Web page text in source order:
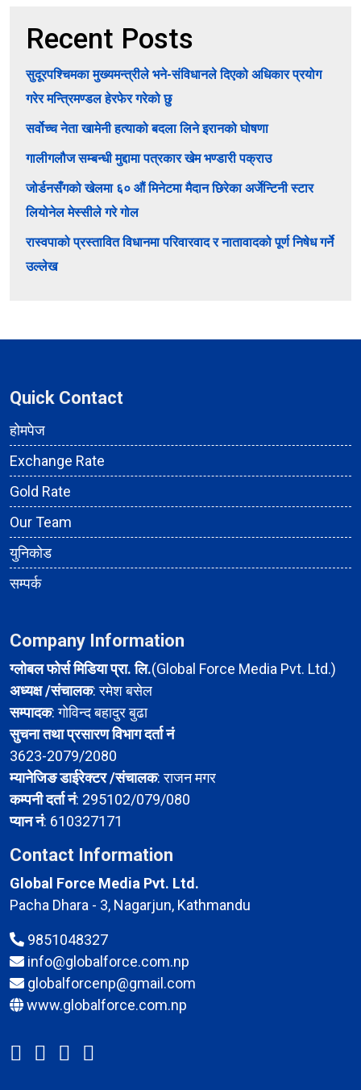
Recent Posts
सुदूरपश्चिमका मुख्यमन्त्रीले भने-संविधानले दिएको अधिकार प्रयोग
गरेर मन्त्रिमण्डल हेरफेर गरेको छु
सर्वोच्च नेता खामेनी हत्याको बदला लिने इरानको घोषणा
गालीगलौज सम्बन्धी मुद्दामा पत्रकार खेम भण्डारी पक्राउ
जोर्डनसँगको खेलमा ६० औं मिनेटमा मैदान छिरेका अर्जेन्टिनी स्टार
लियोनेल मेस्सीले गरे गोल
रास्वपाको प्रस्तावित विधानमा परिवारवाद र नातावादको पूर्ण निषेध गर्ने
उल्लेख
Quick Contact
होमपेज
Exchange Rate
Gold Rate
Our Team
युनिकोड
सम्पर्क
Company Information
ग्लोबल फोर्स मिडिया प्रा. लि.(Global Force Media Pvt. Ltd.)
अध्यक्ष /संचालक: रमेश बसेल
सम्पादक: गोविन्द बहादुर बुढा
सुचना तथा प्रसारण विभाग दर्ता नं
3623-2079/2080
म्यानेजिङ डाईरेक्टर /संचालक: राजन मगर
कम्पनी दर्ता नं: 295102/079/080
प्यान नं: 610327171
Contact Information
Global Force Media Pvt. Ltd.
Pacha Dhara - 3, Nagarjun, Kathmandu
9851048327
info@globalforce.com.np
globalforcenp@gmail.com
www.globalforce.com.np